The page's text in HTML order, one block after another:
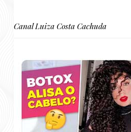
Canal Luiza Costa Cachuda